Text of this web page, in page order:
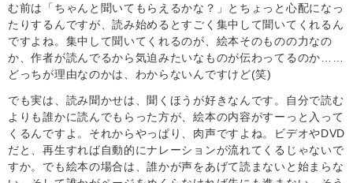
む前は「ちゃんと聞いてもらえるかな？」とちょっと心配になっ
たりするんですが、読み始めるとすごく集中して聞いてくれるん
ですよね。集中して聞いてくれるのが、絵本そのものの力なの
か、作者が読んでるから気迫みたいなものが伝わってるのか……
どっちが理由なのかは、わからないんですけど(笑)
でも実は、読み聞かせは、聞くほうが好きなんです。自分で読む
よりも誰かに読んでもらった方が、絵本の内容がすーっと入って
くるんですよ。それからやっぱり、肉声ですよね。ビデオやDVD
だと、再生すれば自動的にナレーションが流れてくるじゃないで
すか。でも絵本の場合は、誰かが声をあげて読まないと始まらな